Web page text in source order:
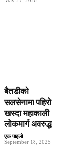
बैतडीको
सलसेनामा पहिरो
खस्दा महाकाली
लोकमार्ग अवरुद्ध
एक पाइलो -
September 18, 2025